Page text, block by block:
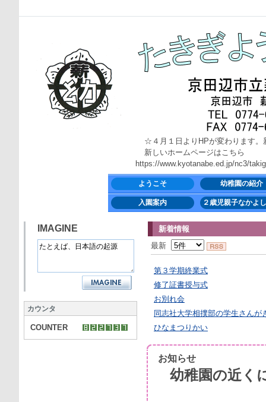
☆４月１日よりHPが変わります。
新しいホームページはこちら
https://www.kyotanabe.ed.jp/nc3/takigi-
ようこそ 幼稚園の紹介
入園案内 ２歳児親子なかよ
IMAGINE
カウンタ
COUNTER
新着情報
最新
第３学期終業式
修了証書授与式
お別れ会
同志社大学相撲部の学生さんが
ひなまつりかい
お知らせ
幼稚園の近く